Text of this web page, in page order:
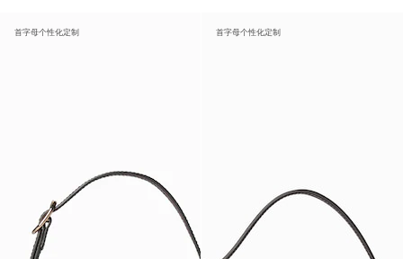
首字母个性化定制 首字母个性化定制